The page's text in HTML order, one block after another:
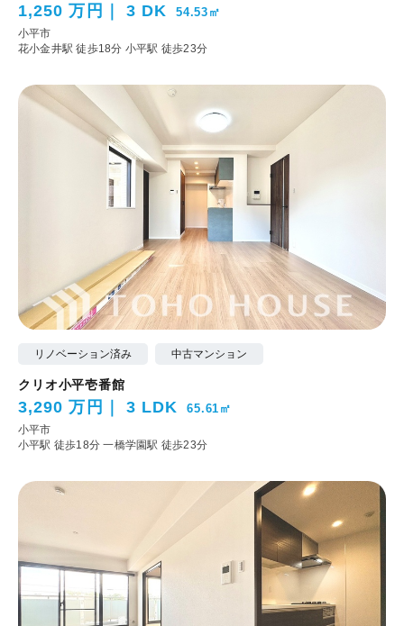
1,250 万円 3 DK 54.53㎡
小平市
花小金井駅 徒歩18分 小平駅 徒歩23分
リノベーション済み 中古マンション
クリオ小平壱番館
3,290 万円 3 LDK 65.61㎡
小平市
小平駅 徒歩18分一橋学園駅 徒歩23分